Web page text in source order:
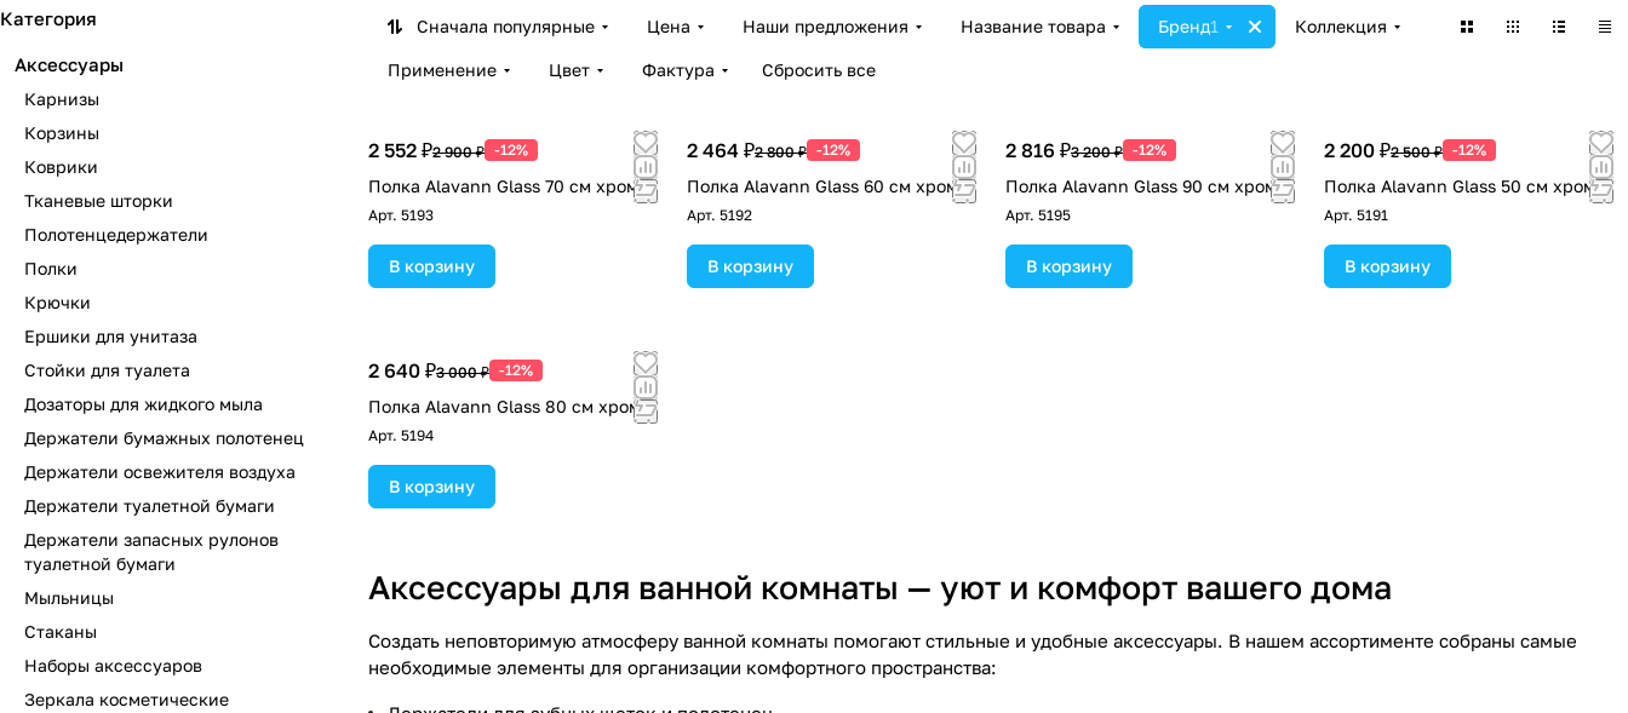
Сначала популярные Цена Наши предложения Название товара Бренд1 Коллекция
Применение Цвет Фактура Сбросить все
2 552 ₽2 900 ₽ -12%
Полка Alavann Glass 70 см хром
Арт. 5193
В корзину
2 464 ₽2 800 ₽ -12%
Полка Alavann Glass 60 см хром
Арт. 5192
В корзину
2 816 ₽3 200 ₽ -12%
Полка Alavann Glass 90 см хром
Арт. 5195
В корзину
2 200 ₽2 500 ₽ -12%
Полка Alavann Glass 50 см хром
Арт. 5191
В корзину
2 640 ₽3 000 ₽ -12%
Полка Alavann Glass 80 см хром
Арт. 5194
В корзину
Аксессуары для ванной комнаты — уют и комфорт вашего дома
Создать неповторимую атмосферу ванной комнаты помогают стильные и удобные аксессуары. В нашем ассортименте собраны самые
необходимые элементы для организации комфортного пространства:
Категория
Аксессуары
Карнизы
Корзины
Коврики
Тканевые шторки
Полотенцедержатели
Полки
Крючки
Ершики для унитаза
Стойки для туалета
Дозаторы для жидкого мыла
Держатели бумажных полотенец
Держатели освежителя воздуха
Держатели туалетной бумаги
Держатели запасных рулонов
туалетной бумаги
Мыльницы
Стаканы
Наборы аксессуаров
Зеркала косметические